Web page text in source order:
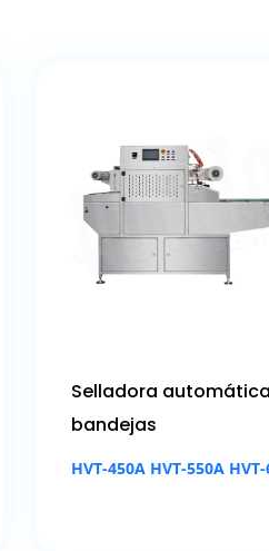
Selladora
bandejas
HVT-450A HVT-550A